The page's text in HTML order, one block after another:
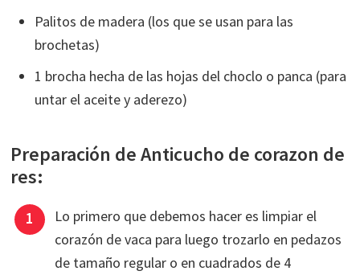
Palitos de madera (los que se usan para las
brochetas)
1 brocha hecha de las hojas del choclo o panca (para
untar el aceite y aderezo)
Preparación de Anticucho de corazon de
res:
Lo primero que debemos hacer es limpiar el
corazón de vaca para luego trozarlo en pedazos
de tamaño regular o en cuadrados de 4